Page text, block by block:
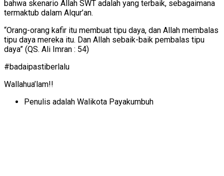
bahwa skenario Allah SWT adalah yang terbaik, sebagaimana
termaktub dalam Alqur’an.
“Orang-orang kafir itu membuat tipu daya, dan Allah membalas
tipu daya mereka itu. Dan Allah sebaik-baik pembalas tipu
daya” (QS. Ali Imran : 54)
#badaipastiberlalu
Wallahua’lam!!
Penulis adalah Walikota Payakumbuh